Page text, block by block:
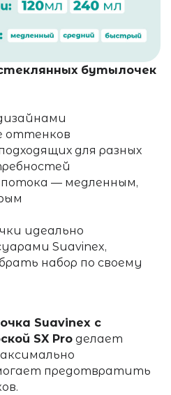
бутылочек
оттенков
для разных
— медленным,
идеально
Suavinex,
набор по своему
Suavinex с
SX Pro делает
предотвратить